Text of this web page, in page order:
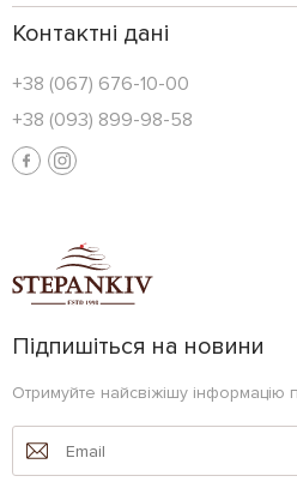
Контактні дані
+38 (067) 676-10-00
+38 (093) 899-98-58
Підпишіться на новини
Отримуйте найсвіжішу інформацію